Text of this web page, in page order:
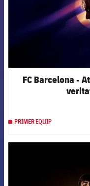
FC Barcelona -
PRIMER EQUIP